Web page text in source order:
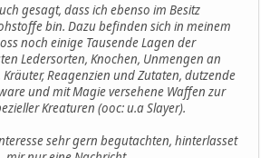
gesagt, dass ich ebenso im Besitz
bin. Dazu befinden sich in meinem
noch einige Tausende Lagen der
Ledersorten, Knochen, Unmengen an
Reagenzien und Zutaten, dutzende
und mit Magie versehene Waffen zur
Kreaturen (ooc: u.a Slayer).
sehr gern begutachten, hinterlasset